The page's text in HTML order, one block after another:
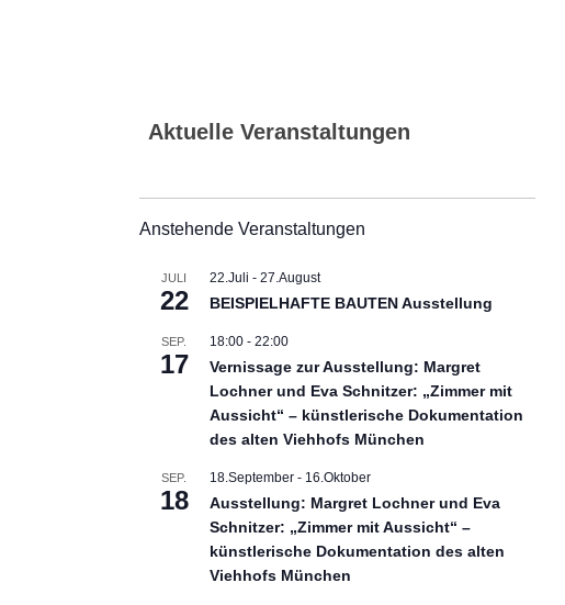
Aktuelle Veranstaltungen
Anstehende Veranstaltungen
JULI
22
22.Juli - 27.August
BEISPIELHAFTE BAUTEN Ausstellung
SEP.
17
18:00- 22:00
Vernissage zur Ausstellung: Margret
Lochner und Eva Schnitzer: „Zimmer mit
Aussicht“ – künstlerische Dokumentation
des alten Viehhofs München
SEP.
18
18.September- 16.Oktober
Ausstellung: Margret Lochner und Eva
Schnitzer: „Zimmer mit Aussicht“ –
künstlerische Dokumentation des alten
Viehhofs München